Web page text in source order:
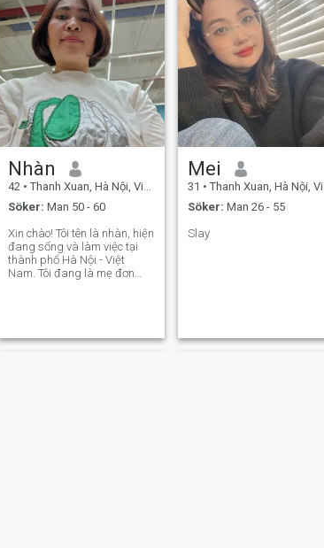
Nhàn
42 • Thanh Xuan, Hà Nội, Vietnam
Söker: Man 50 - 60
Xin chào! Tôi tên là nhàn, hiện
đang sống và làm việc tại
thành phố Hà Nội - Việt
Nam. Tôi đang là mẹ đơn
Mei
31 • Thanh Xuan, Hà Nội, Vietnam
Söker: Man 26 - 55
Slay